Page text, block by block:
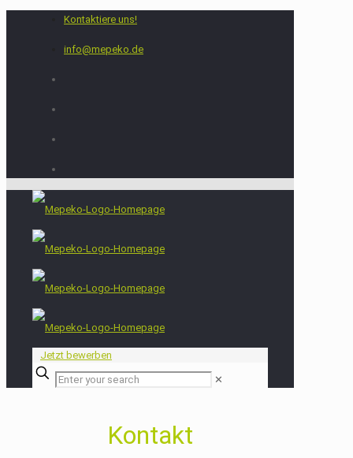
Kontaktiere uns!
info@mepeko.de
Jetzt bewerben
✕
Kontakt